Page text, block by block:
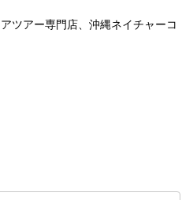
ツアー専門店、沖縄ネイチャーコ